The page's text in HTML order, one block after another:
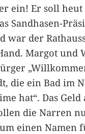
ein! Er soll
Sandhasen-
war der
Margot und
die ein Bad im
hat“. Das Geld
die Narren
einen Namen